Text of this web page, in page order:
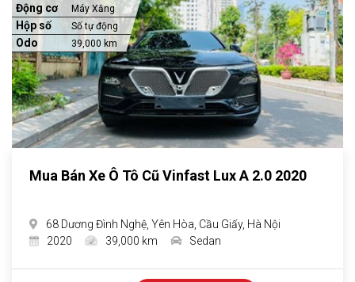
Động cơ Máy Xăng
Hộp số Số tự động
Odo 39,000 km
Mua Bán Xe Ô Tô Cũ Vinfast Lux A 2.0 2020
68 Dương Đình Nghệ, Yên Hòa, Cầu Giấy, Hà Nội
2020
39,000 km Sedan